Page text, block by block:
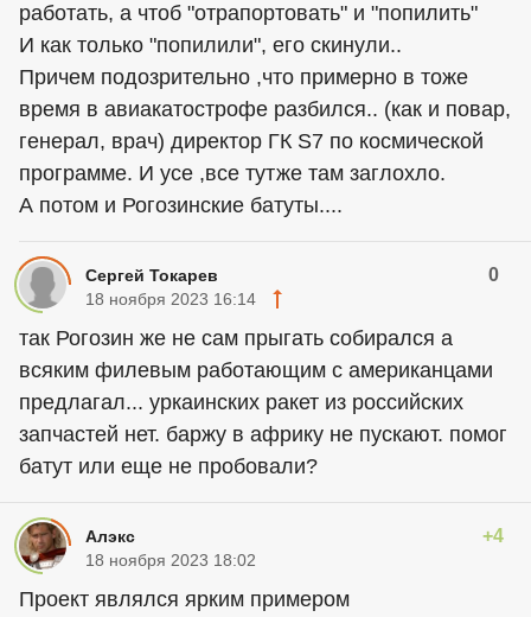
работать, а чтоб "отрапортовать" и "попилить"
И как только "попилили", его скинули..
Причем подозрительно ,что примерно в тоже
время в авиакатострофе разбился.. (как и повар,
генерал, врач) директор ГК S7 по космической
программе. И усе ,все тутже там заглохло.
А потом и Рогозинские батуты....
Сергей Токарев 0
18 ноября 2023 16:14
так Рогозин же не сам прыгать собирался а
всяким филевым работающим с американцами
предлагал... уркаинских ракет из российских
запчастей нет. баржу в африку не пускают. помог
батут или еще не пробовали?
Алэкс +4
18 ноября 2023 18:02
Проект являлся ярким примером